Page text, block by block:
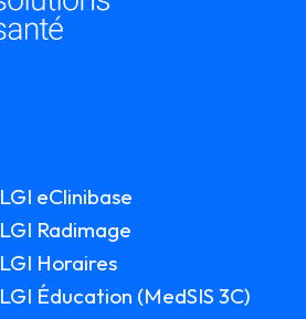
LGI eClinibase
LGI Radimage
LGI Horaires
LGI Éducation (MedSIS 3C)